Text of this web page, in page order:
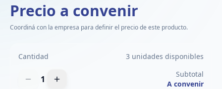
Precio a convenir
Coordiná con la empresa para definir el precio de este producto.
Cantidad 3 unidades disponibles
1
Subtotal
A convenir